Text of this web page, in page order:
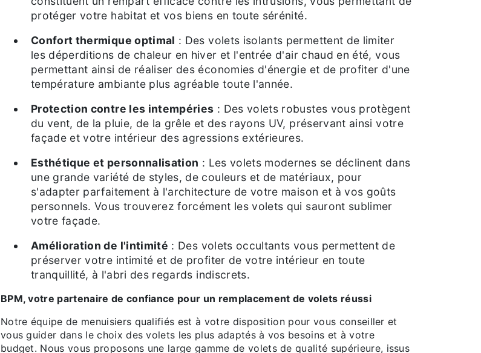
protéger votre habitat et vos biens en toute sérénité.
Confort thermique optimal : Des volets isolants permettent de limiter
les déperditions de chaleur en hiver et l'entrée d'air chaud en été, vous
permettant ainsi de réaliser des économies d'énergie et de profiter d'une
température ambiante plus agréable toute l'année.
Protection contre les intempéries : Des volets robustes vous protègent
du vent, de la pluie, de la grêle et des rayons UV, préservant ainsi votre
façade et votre intérieur des agressions extérieures.
Esthétique et personnalisation : Les volets modernes se déclinent dans
une grande variété de styles, de couleurs et de matériaux, pour
s'adapter parfaitement à l'architecture de votre maison et à vos goûts
personnels. Vous trouverez forcément les volets qui sauront sublimer
votre façade.
Amélioration de l'intimité : Des volets occultants vous permettent de
préserver votre intimité et de profiter de votre intérieur en toute
tranquillité, à l'abri des regards indiscrets.
BPM, votre partenaire de confiance pour un remplacement de volets réussi
Notre équipe de menuisiers qualifiés est à votre disposition pour vous conseiller et
vous guider dans le choix des volets les plus adaptés à vos besoins et à votre
budget. Nous vous proposons une large gamme de volets de qualité supérieure, issus